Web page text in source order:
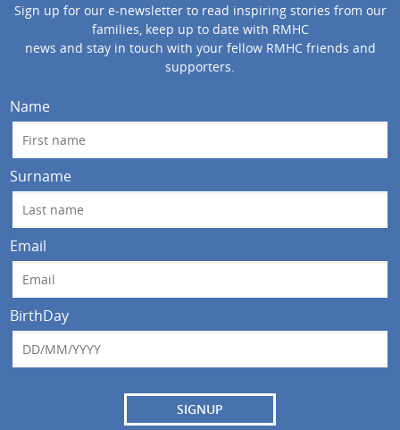
Sign up for our e-newsletter to read inspiring stories from our
families, keep up to date with RMHC
news and stay in touch with your fellow RMHC friends and
supporters.
Name
Surname
Email
BirthDay
SIGNUP